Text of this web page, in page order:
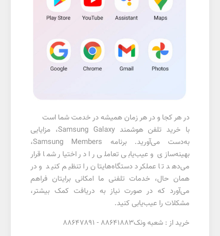
در هر کجا و در هر زمان همیشه در خدمت شما است
با خرید تلفن هوشمند Samsung Galaxy، مزایایی
به‌دست می‌آورید. برنامه Samsung Members،
بهینه‌سازی و عیب‌یابی تعاملی را در اختیار شما قرار
می‌دهد تا عملکرد دستگاه‌هایتان را تنظیم کنید و در
همان حال، خدمات تلفنی ما امکانی برایتان فراهم
می‌آورد که در صورت نیاز به دریافت کمک بیشتر،
مشکلات را عیب‌یابی کنید.
خرید از : شعبه ونک88641883 - 88647891